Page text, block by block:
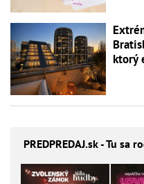
ktorý
PREDPREDAJ.sk - Tu sa